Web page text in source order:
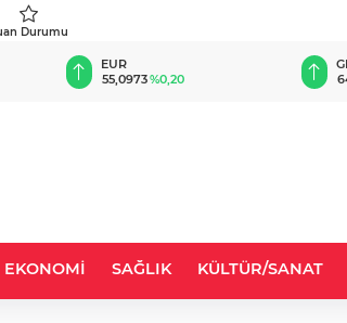
Durumu
EUR
55,0973%0,20
EKONOMİ SAĞLIK KÜLTÜR/SANAT